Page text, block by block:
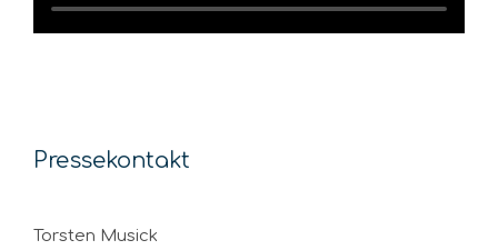
Pressekontakt
Torsten Musick